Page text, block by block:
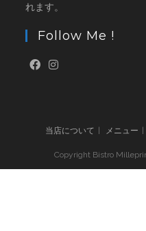
れます。
Follow Me !
当店について メニュー
Copyright Bistro